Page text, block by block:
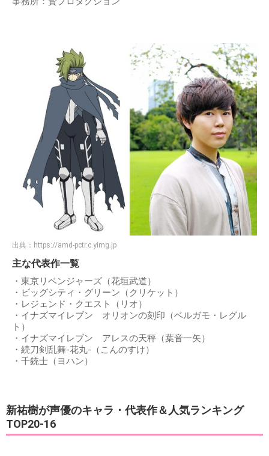
出典： https://amd-pctr.c.yimg.jp
主な代表作一覧
・東京リベンジャーズ（花垣武道）
・ビッグシティ・グリーン（クリケット）
・レジェンド・クエスト（リオ）
・イナズマイレブン オリオンの刻印（ベルガモ・レグル
ト）
・イナズマイレブン アレスの天秤（葉音一矢）
・続刀剣乱舞-花丸-（こんのすけ）
・千銃士（ヨハン）
新祐樹が声優のキャラ・代表作＆人気ランキング
TOP20-16